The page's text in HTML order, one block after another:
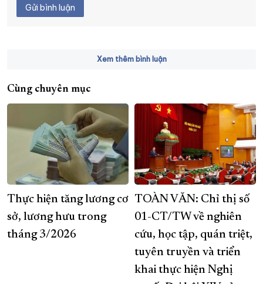
Gửi bình luận
Xem thêm bình luận
Cùng chuyên mục
Thực hiện tăng lương cơ
sở, lương hưu trong
tháng 3/2026
TOÀN VĂN: Chỉ thị số
01-CT/TW về nghiên
cứu, học tập, quán triệt,
tuyên truyền và triển
khai thực hiện Nghị